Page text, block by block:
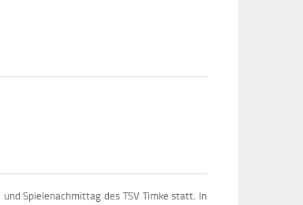
Spielenachmittag des TSV Timke statt. In